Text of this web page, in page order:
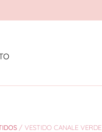
/ VESTIDO CANALE VERDE